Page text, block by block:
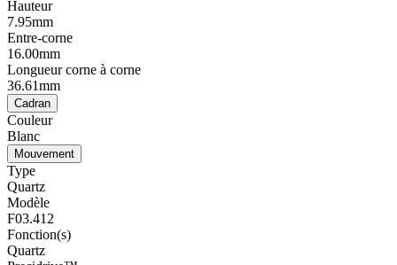
Hauteur
7.95mm
Entre-corne
16.00mm
Longueur corne à corne
36.61mm
Cadran
Couleur
Blanc
Mouvement
Type
Quartz
Modèle
F03.412
Fonction(s)
Quartz